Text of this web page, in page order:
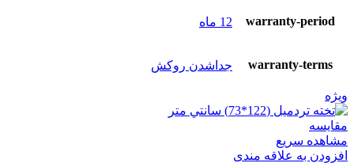
warranty-period 12 ماه
warranty-terms جداشدن روکش
ویژه
مقایسه
مشاهده سریع
افزودن به علاقه مندی